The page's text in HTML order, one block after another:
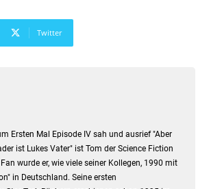
Twitter
Ersten Mal Episode IV sah und ausrief "Aber
ist Lukes Vater" ist Tom der Science Fiction
wurde er, wie viele seiner Kollegen, 1990 mit
in Deutschland. Seine ersten